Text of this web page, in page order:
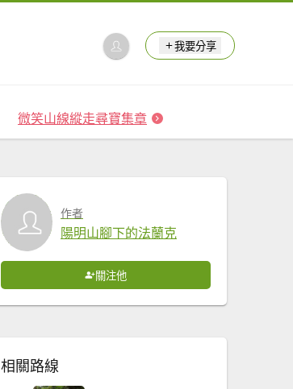
我要分享
微笑山線縱走尋寶集章
作者
陽明山腳下的法蘭克
關注他
相關路線